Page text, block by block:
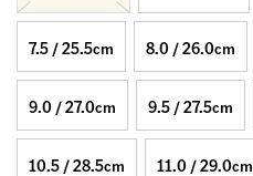
7.5 / 25.5cm 8.0 / 26.0cm
9.0 / 27.0cm 9.5 / 27.5cm
10.5 / 28.5cm 11.0 / 29.0cm